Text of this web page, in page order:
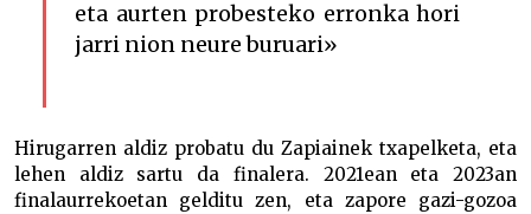
eta aurten probesteko erronka hori
jarri nion neure buruari»
Hirugarren aldiz probatu du Zapiainek txapelketa, eta
lehen aldiz sartu da finalera. 2021ean eta 2023an
finalaurrekoetan gelditu zen, eta zapore gazi-gozoa